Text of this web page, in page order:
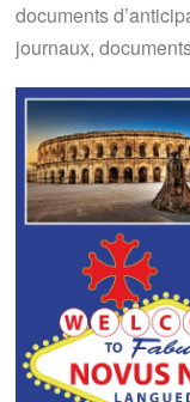
documents
journaux,